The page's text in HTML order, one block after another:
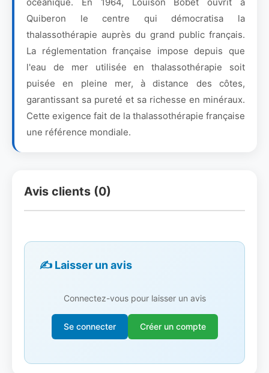
Quiberon le centre qui démocratisa la
thalassothérapie auprès du grand public français.
La réglementation française impose depuis que
l'eau de mer utilisée en thalassothérapie soit
puisée en pleine mer, à distance des côtes,
garantissant sa pureté et sa richesse en minéraux.
Cette exigence fait de la thalassothérapie française
une référence mondiale.
Avis clients (0)
✍️ Laisser un avis
Connectez-vous pour laisser un avis
Se connecter Créer un compte